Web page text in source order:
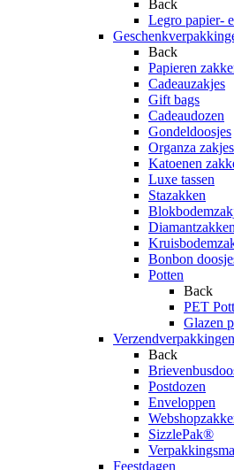
Back
Legro papier-
Back
Papieren
Cadeauzakjes
Gift bags
Cadeaudozen
Gondeldoosjes
Organza zakjes
Katoenen
Luxe tassen
Stazakken
Diamantzakken
Bonbon
Potten
Back
PET
Glazen
Verzendverpakkingen
Back
Postdozen
Enveloppen
SizzlePak®
Feestdagen